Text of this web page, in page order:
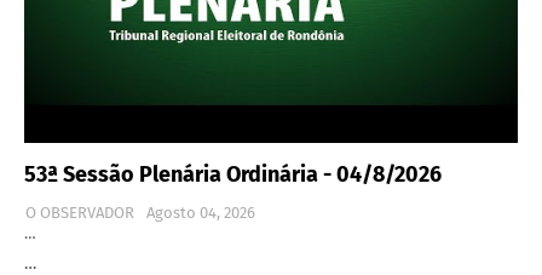
53ª Sessão Plenária Ordinária - 04/8/2026
O OBSERVADOR
Agosto 04, 2026
…
…